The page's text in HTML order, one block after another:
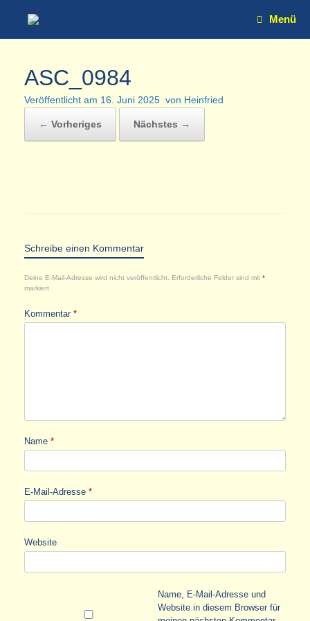
Menü
ASC_0984
Veröffentlicht am 16. Juni 2025 von Heinfried
← Vorheriges Nächstes →
Schreibe einen Kommentar
Deine E-Mail-Adresse wird nicht veröffentlicht. Erforderliche Felder sind mit *
markiert
Kommentar *
Name *
E-Mail-Adresse *
Website
Name, E-Mail-Adresse und
Website in diesem Browser für